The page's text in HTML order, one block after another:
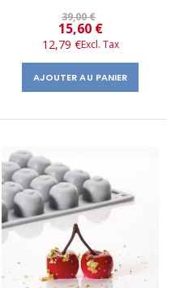
39,00 €
Prix
​​
spécial
15,60 €
12,79 €
AJOUTER AU PANIER